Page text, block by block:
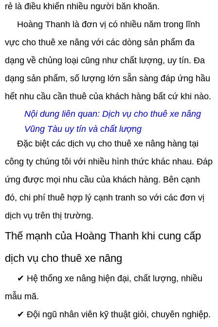
rẻ là điều khiến nhiều người băn khoăn.
Hoàng Thanh là đơn vị có nhiều năm trong lĩnh
vực cho thuê xe nâng với các dòng sản phẩm đa
dạng về chủng loại cũng như chất lượng, uy tín. Đa
dạng sản phẩm, số lượng lớn sẵn sàng đáp ứng hầu
hết nhu cầu cần thuê của khách hàng bất cứ khi nào.
Nội dung liên quan: Dịch vụ cho thuê xe nâng
Vũng Tàu uy tín và chất lượng
Đặc biệt các dịch vụ cho thuê xe nâng hàng tại
công ty chúng tôi với nhiều hình thức khác nhau. Đáp
ứng được mọi nhu cầu của khách hàng. Bên cạnh
đó, chi phí thuê hợp lý cạnh tranh so với các đơn vị
dịch vụ trên thị trường.
Thế mạnh của Hoàng Thanh khi cung cấp
dịch vụ cho thuê xe nâng
✔︎ Hệ thống xe nâng hiện đại, chất lượng, nhiều
mẫu mã.
✔︎ Đội ngũ nhân viên kỹ thuật giỏi, chuyên nghiệp.